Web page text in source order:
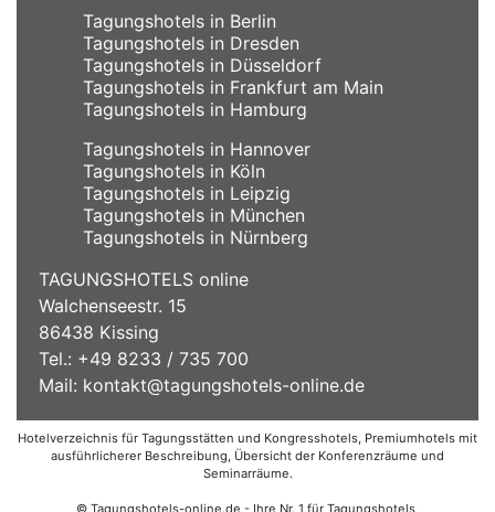
Tagungshotels in Berlin
Tagungshotels in Dresden
Tagungshotels in Düsseldorf
Tagungshotels in Frankfurt am Main
Tagungshotels in Hamburg
Tagungshotels in Hannover
Tagungshotels in Köln
Tagungshotels in Leipzig
Tagungshotels in München
Tagungshotels in Nürnberg
TAGUNGSHOTELS online
Walchenseestr. 15
86438 Kissing
Tel.: +49 8233 / 735 700
Mail: kontakt@tagungshotels-online.de
Hotelverzeichnis für Tagungsstätten und Kongresshotels, Premiumhotels mit
ausführlicherer Beschreibung, Übersicht der Konferenzräume und
Seminarräume.